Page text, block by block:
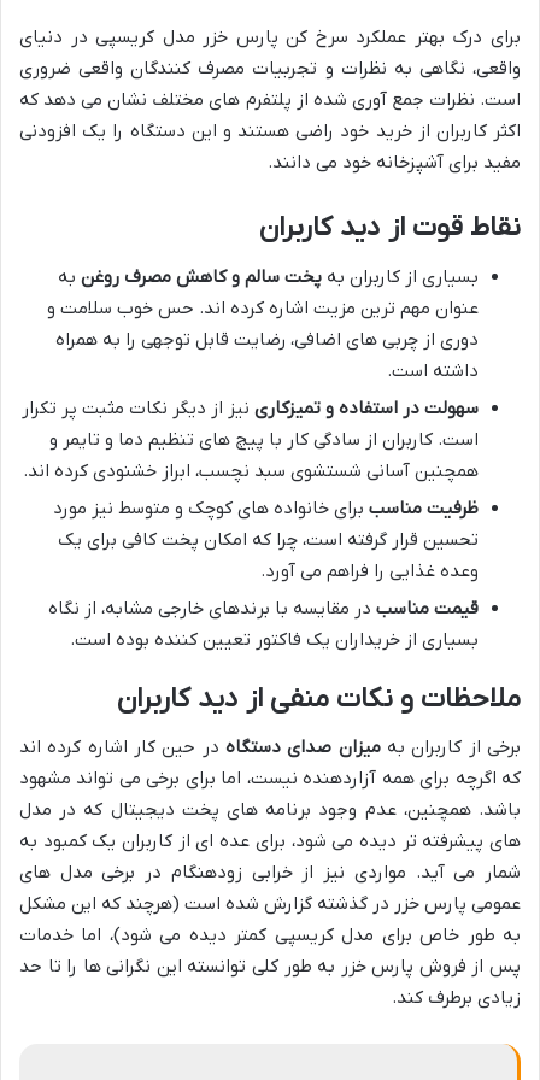
برای درک بهتر عملکرد سرخ کن پارس خزر مدل کریسپی در دنیای
واقعی، نگاهی به نظرات و تجربیات مصرف کنندگان واقعی ضروری
است. نظرات جمع آوری شده از پلتفرم های مختلف نشان می دهد که
اکثر کاربران از خرید خود راضی هستند و این دستگاه را یک افزودنی
مفید برای آشپزخانه خود می دانند.
نقاط قوت از دید کاربران
بسیاری از کاربران به پخت سالم و کاهش مصرف روغن به
عنوان مهم ترین مزیت اشاره کرده اند. حس خوب سلامت و
دوری از چربی های اضافی، رضایت قابل توجهی را به همراه
داشته است.
سهولت در استفاده و تمیزکاری نیز از دیگر نکات مثبت پر تکرار
است. کاربران از سادگی کار با پیچ های تنظیم دما و تایمر و
همچنین آسانی شستشوی سبد نچسب، ابراز خشنودی کرده اند.
ظرفیت مناسب برای خانواده های کوچک و متوسط نیز مورد
تحسین قرار گرفته است، چرا که امکان پخت کافی برای یک
وعده غذایی را فراهم می آورد.
قیمت مناسب در مقایسه با برندهای خارجی مشابه، از نگاه
بسیاری از خریداران یک فاکتور تعیین کننده بوده است.
ملاحظات و نکات منفی از دید کاربران
برخی از کاربران بهمیزان صدای دستگاه در حین کار اشاره کرده اند
که اگرچه برای همه آزاردهنده نیست، اما برای برخی می تواند مشهود
باشد. همچنین، عدم وجود برنامه های پخت دیجیتال که در مدل
های پیشرفته تر دیده می شود، برای عده ای از کاربران یک کمبود به
شمار می آید. مواردی نیز از خرابی زودهنگام در برخی مدل های
عمومی پارس خزر در گذشته گزارش شده است (هرچند که این مشکل
به طور خاص برای مدل کریسپی کمتر دیده می شود)، اما خدمات
پس از فروش پارس خزر به طور کلی توانسته این نگرانی ها را تا حد
زیادی برطرف کند.